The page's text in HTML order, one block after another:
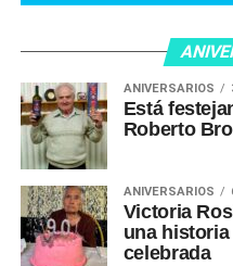
ANIVERSARIOS
Está
Roberto
ANIVERSARIOS
Victoria
una
celebrada